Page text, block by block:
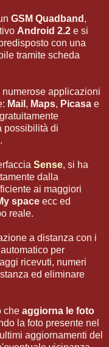
GSM Quadband ,
Android 2.2 e si
con una
tramite scheda
numerose applicazioni
Mail , Maps, Picasa e
possibilità di
Sense, si ha
dalla
ai maggiori
space ecc ed
reale.
a distanza con i
per
ricevuti, numeri
ed eliminare
che aggiorna le foto
la foto presente nel
aggiornamenti del